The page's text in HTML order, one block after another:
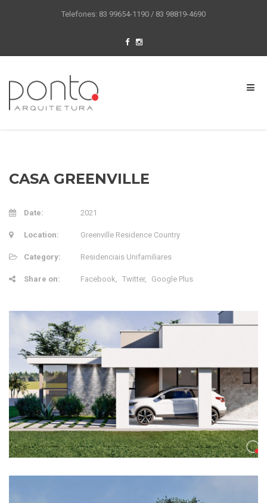
Telefones: 83 99654-1190 / 83 98819-4690
CASA GREENVILLE
Date: 2021
Location: Greenville Residence Country
Category: Residenciais Unifamiliares
Share on: Facebook Twitter Google Plus